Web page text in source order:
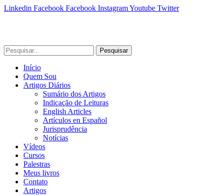
Linkedin Facebook Facebook InstagramYoutube Twitter
Pesquisar
Início
Quem Sou
Artigos Diários
Sumário dos Artigos
Indicação de Leituras
English Articles
Artículos en Español
Jurisprudência
Notícias
Vídeos
Cursos
Palestras
Meus livros
Contato
Artigos